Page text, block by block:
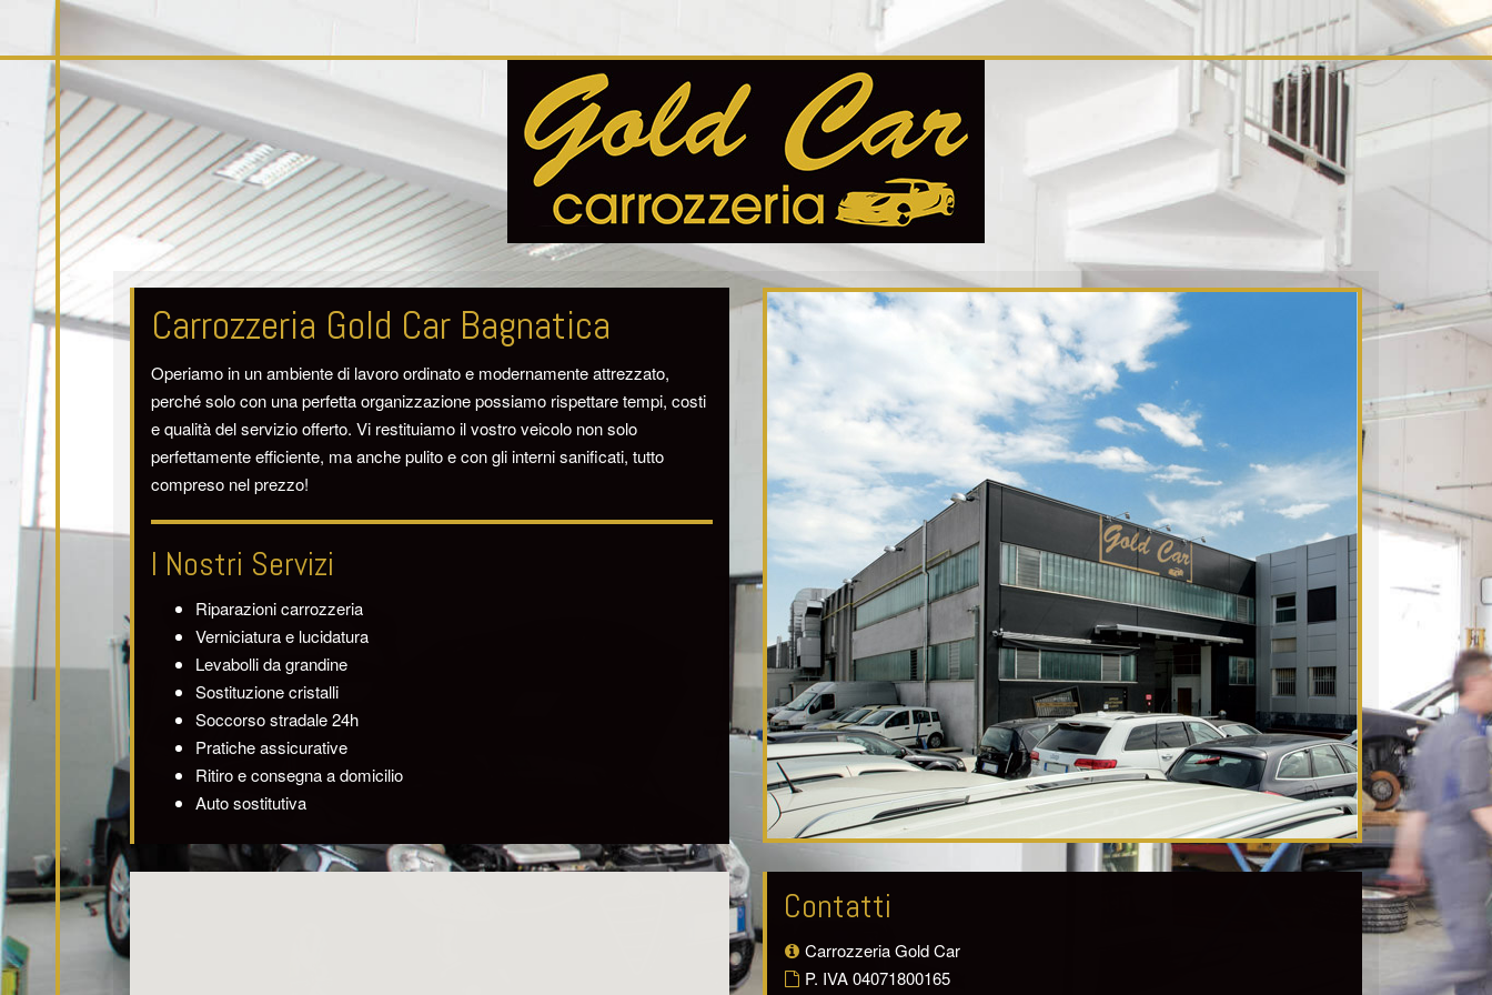
Carrozzeria Gold Car Bagnatica
Operiamo in un ambiente di lavoro ordinato e modernamente attrezzato,
perché solo con una perfetta organizzazione possiamo rispettare tempi, costi
e qualità del servizio offerto. Vi restituiamo il vostro veicolo non solo
perfettamente efficiente, ma anche pulito e con gli interni sanificati, tutto
compreso nel prezzo!
I Nostri Servizi
Riparazioni carrozzeria
Verniciatura e lucidatura
Levabolli da grandine
Sostituzione cristalli
Soccorso stradale 24h
Pratiche assicurative
Ritiro e consegna a domicilio
Auto sostitutiva
Contatti
Carrozzeria Gold Car
P. IVA 04071800165